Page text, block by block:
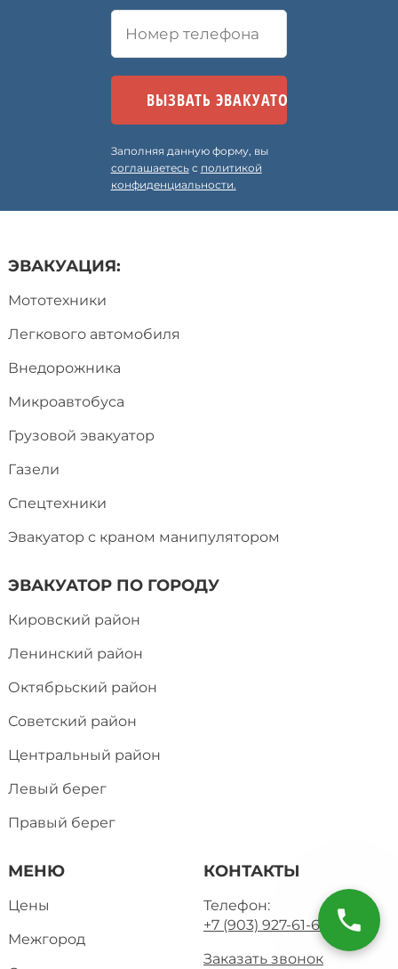
Заполняя данную форму, вы
соглашаетесьс политикой
конфиденциальности.
МЕНЮ
Цены
Межгород
ЭВАКУАЦИЯ:
Мототехники
Легкового автомобиля
Внедорожника
Микроавтобуса
Грузовой эвакуатор
Газели
Спецтехники
Эвакуатор с краном манипулятором
ЭВАКУАТОР ПО ГОРОДУ
Кировский район
Ленинский район
Октябрьский район
Советский район
Центральный район
Левый берег
Правый берег
КОНТАКТЫ
Телефон:
+7 (903) 927-61-61
Заказать звонок